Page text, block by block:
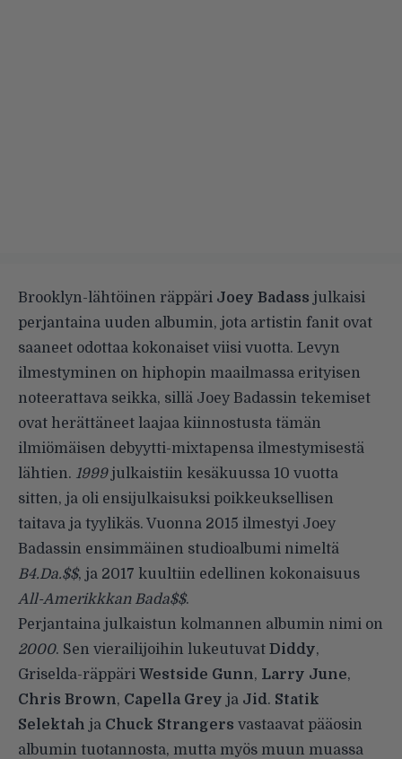
Brooklyn-lähtöinen räppäri Joey Badass julkaisi
perjantaina uuden albumin, jota artistin fanit ovat
saaneet odottaa kokonaiset viisi vuotta. Levyn
ilmestyminen on hiphopin maailmassa erityisen
noteerattava seikka, sillä Joey Badassin tekemiset
ovat herättäneet laajaa kiinnostusta tämän
ilmiömäisen debyytti-mixtapensa ilmestymisestä
lähtien. 1999julkaistiin kesäkuussa 10 vuotta
sitten, ja oli ensijulkaisuksi poikkeuksellisen
taitava ja tyylikäs. Vuonna 2015 ilmestyi Joey
Badassin ensimmäinen studioalbumi nimeltä
B4.Da.$$, ja 2017 kuultiin edellinen kokonaisuus
All-Amerikkkan Bada$$.
Perjantaina julkaistun kolmannen albumin nimi on
2000. Sen vierailijoihin lukeutuvat Diddy,
Griselda-räppäri Westside Gunn, Larry June,
Chris Brown, Capella Grey ja Jid. Statik
Selektah ja Chuck Strangers vastaavat pääosin
albumin tuotannosta, mutta myös muun muassa